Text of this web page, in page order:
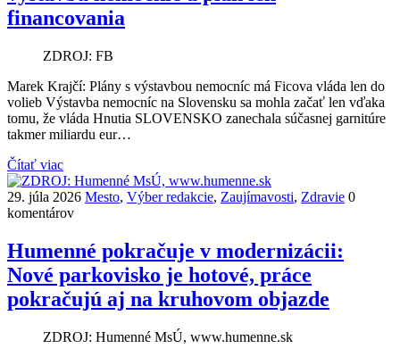
financovania
ZDROJ: FB
Marek Krajčí: Plány s výstavbou nemocníc má Ficova vláda len do
volieb Výstavba nemocníc na Slovensku sa mohla začať len vďaka
tomu, že vláda Hnutia SLOVENSKO zanechala súčasnej garnitúre
takmer miliardu eur…
Čítať viac
29. júla 2026 Mesto, Výber redakcie, Zaujímavosti, Zdravie 0
komentárov
Humenné pokračuje v modernizácii:
Nové parkovisko je hotové, práce
pokračujú aj na kruhovom objazde
ZDROJ: Humenné MsÚ, www.humenne.sk